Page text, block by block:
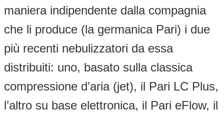
maniera indipendente dalla compagnia
che li produce (la germanica Pari) i due
più recenti nebulizzatori da essa
distribuiti: uno, basato sulla classica
compressione d’aria (jet), il Pari LC Plus,
l’altro su base elettronica, il Pari eFlow, il